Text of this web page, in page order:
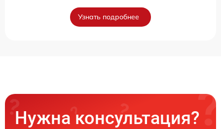
Узнать подробнее
Нужна консультация?